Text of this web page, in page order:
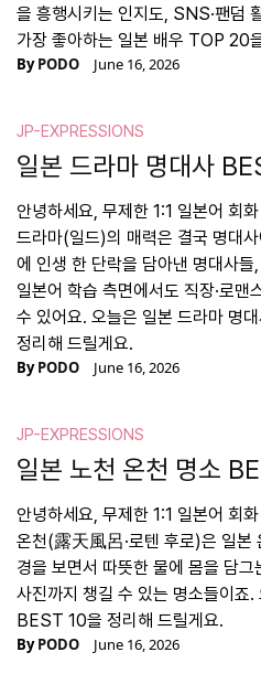
을 흥행시키는 인지도, SNS·팬덤
가장 좋아하는 일본 배우 TOP 20
ByPODO June 16, 2026
JP-EXPRESSIONS
일본 드라마 명대사
안녕하세요, 무제한 1:1 일본어 회
드라마(일드)의 매력은 결국 명대
에 인생 한 단락을 담아낸 명대사
일본어 학습 측면에서도 직장·로맨
수 있어요. 오늘은 일본 드라마 명
정리해 드릴게요.
ByPODO June 16, 2026
JP-EXPRESSIONS
일본 노천 온천 명소
안녕하세요, 무제한 1:1 일본어 회
온천(露天風呂·로텐 후로)은 일본
경을 보면서 따뜻한 물에 몸을 담
사진까지 챙길 수 있는 명소들이죠
BEST 10을 정리해 드릴게요.
ByPODO June 16, 2026